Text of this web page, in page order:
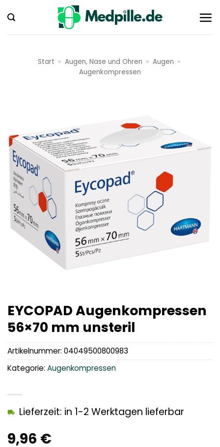
Inhalt
springen
Start » Augen, Nase und Ohren » Augen »
Augenkompressen
EYCOPAD Augenkompressen
56×70 mm unsteril
9,96 €
Lieferzeit: in 1-2 Werktagen lieferbar
Artikelnummer: 04049500800983
Kategorie: Augenkompressen